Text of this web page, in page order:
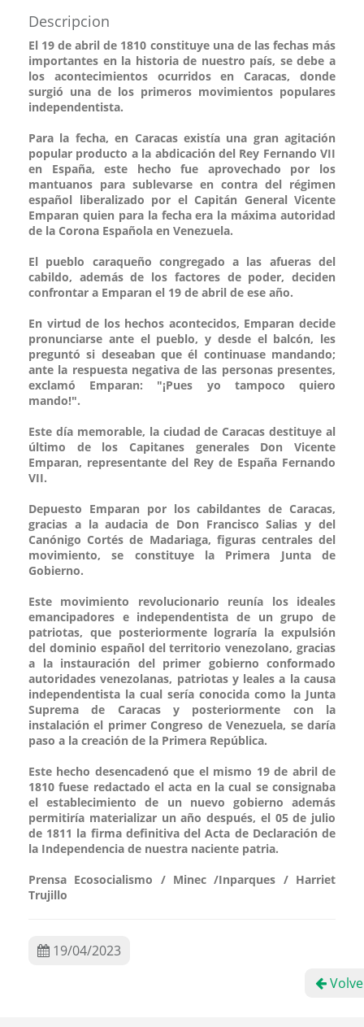
Descripcion
El 19 de abril de 1810 constituye una de las fechas más
importantes en la historia de nuestro país, se debe a
los acontecimientos ocurridos en Caracas, donde
surgió una de los primeros movimientos populares
independentista.
Para la fecha, en Caracas existía una gran agitación
popular producto a la abdicación del Rey Fernando VII
en España, este hecho fue aprovechado por los
mantuanos para sublevarse en contra del régimen
español liberalizado por el Capitán General Vicente
Emparan quien para la fecha era la máxima autoridad
de la Corona Española en Venezuela.
El pueblo caraqueño congregado a las afueras del
cabildo, además de los factores de poder, deciden
confrontar a Emparan el 19 de abril de ese año.
En virtud de los hechos acontecidos, Emparan decide
pronunciarse ante el pueblo, y desde el balcón, les
preguntó si deseaban que él continuase mandando;
ante la respuesta negativa de las personas presentes,
exclamó Emparan: "¡Pues yo tampoco quiero
mando!".
Este día memorable, la ciudad de Caracas destituye al
último de los Capitanes generales Don Vicente
Emparan, representante del Rey de España Fernando
VII.
Depuesto Emparan por los cabildantes de Caracas,
gracias a la audacia de Don Francisco Salias y del
Canónigo Cortés de Madariaga, figuras centrales del
movimiento, se constituye la Primera Junta de
Gobierno.
Este movimiento revolucionario reunía los ideales
emancipadores e independentista de un grupo de
patriotas, que posteriormente lograría la expulsión
del dominio español del territorio venezolano, gracias
a la instauración del primer gobierno conformado
autoridades venezolanas, patriotas y leales a la causa
independentista la cual sería conocida como la Junta
Suprema de Caracas y posteriormente con la
instalación el primer Congreso de Venezuela, se daría
paso a la creación de la Primera República.
Este hecho desencadenó que el mismo 19 de abril de
1810 fuese redactado el acta en la cual se consignaba
el establecimiento de un nuevo gobierno además
permitiría materializar un año después, el 05 de julio
de 1811 la firma definitiva del Acta de Declaración de
la Independencia de nuestra naciente patria.
Prensa Ecosocialismo / Minec /Inparques / Harriet
Trujillo
19/04/2023